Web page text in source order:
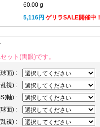
60.00 g
5,116円 ゲリラSALE開催中！
ット(両眼)です。
面) :
視) :
軸) :
面) :
視) :